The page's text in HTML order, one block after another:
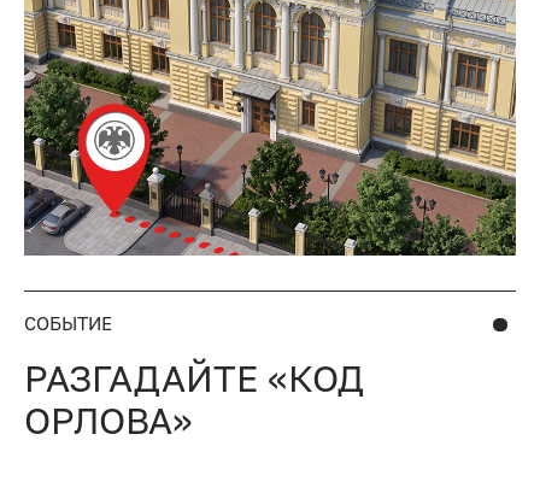
СОБЫТИЕ
РАЗГАДАЙТЕ «КОД
ОРЛОВА»